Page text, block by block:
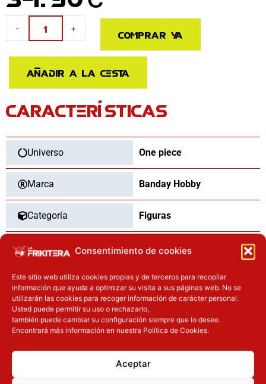
Consentimiento de cookies
Este sitio web utiliza cookies propias y de terceros para recopilar
información que ayuda a optimizar su visita a sus páginas web. No se
utilizarán las cookies para recoger información de carácter personal.
Usted puede permitir su uso o rechazarlo,
también puede cambiar su configuración siempre que lo desee.
Encontrará más información en nuestra Política de Cookies.
Aceptar
-
Merry
Ship
One
Piece
15cm
cantidad
+ Comprar ya
Añadir a la cesta
CARACTERÍSTICAS
Universo One piece
Marca Banday Hobby
Categoría Figuras
Tipo Nuevo
OTROS PRODUCTOS QUE TE
PUEDEN INTERESAR
El precio original era: 74.90€.El precio actual es: 67.41€. El precio original era: 29.90€.
El precio actual es: 22.42€.